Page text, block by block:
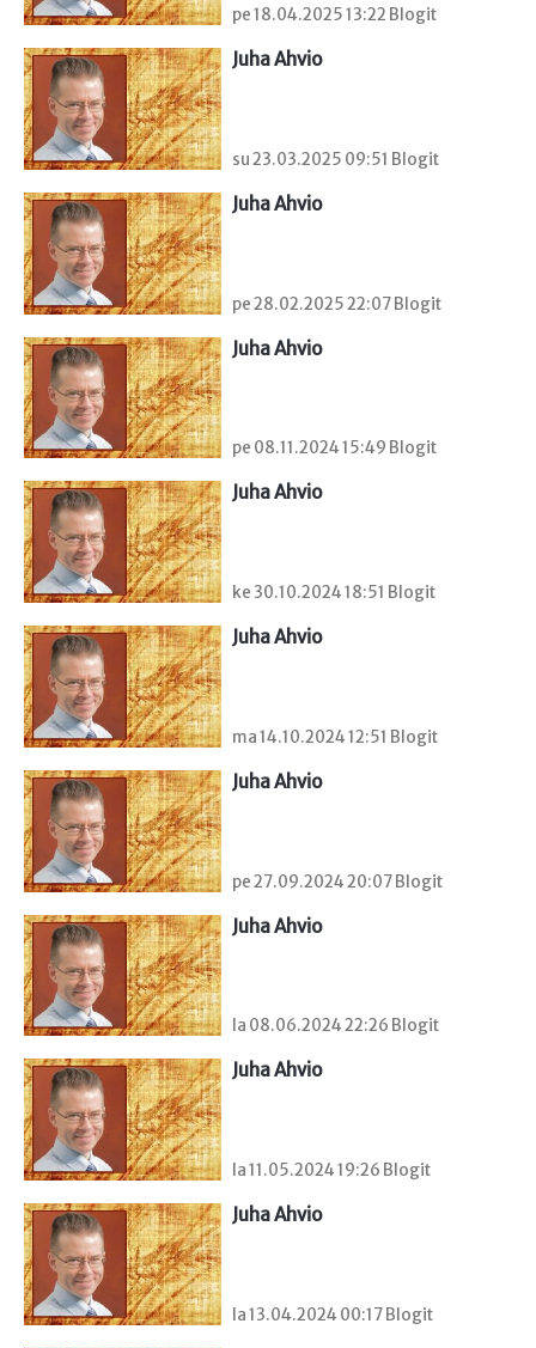
pe 18.04.2025 13:22 Blogit
Juha Ahvio
su 23.03.2025 09:51 Blogit
Juha Ahvio
pe 28.02.2025 22:07 Blogit
Juha Ahvio
pe 08.11.2024 15:49 Blogit
Juha Ahvio
ke 30.10.2024 18:51 Blogit
Juha Ahvio
ma 14.10.2024 12:51 Blogit
Juha Ahvio
pe 27.09.2024 20:07 Blogit
Juha Ahvio
la 08.06.2024 22:26 Blogit
Juha Ahvio
la 11.05.2024 19:26 Blogit
Juha Ahvio
la 13.04.2024 00:17 Blogit